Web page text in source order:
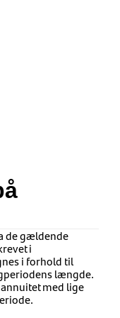
de gældende
i
i forhold til
længde.
med lige